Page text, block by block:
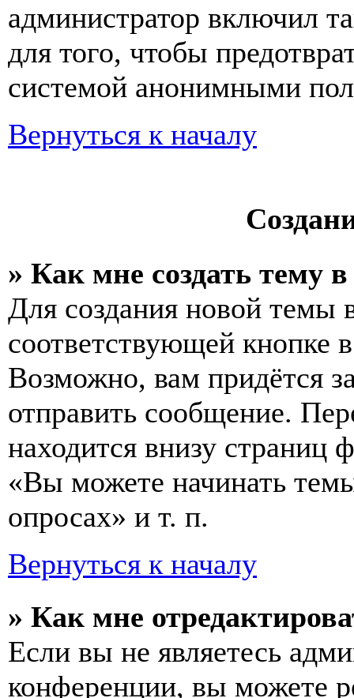
администратор включил
для того, чтобы
системой анонимными
Вернуться к началу
» Как мне создать тему
Для создания новой темы
соответствующей кнопке
Возможно, вам придётся
отправить сообщение.
находится внизу
«Вы можете начинать
опросах» и т. п.
Вернуться к началу
» Как мне
Если вы не являетесь
конференции, вы можете